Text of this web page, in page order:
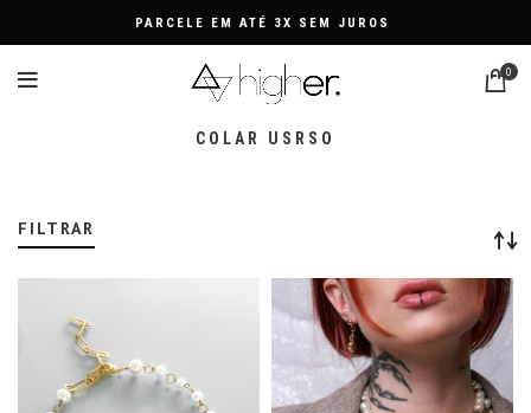
PARCELE EM ATÉ 3X SEM JUROS
0
COLAR USRSO
FILTRAR